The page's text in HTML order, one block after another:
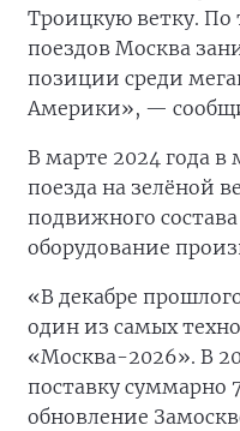
Троицкую ветку.
поездов Москва
позиции среди
Америки», —
В марте 2024 года
поезда на зелёной
подвижного
оборудование
«В декабре
один из самых
«Москва-2026». В
поставку суммарно
обновление